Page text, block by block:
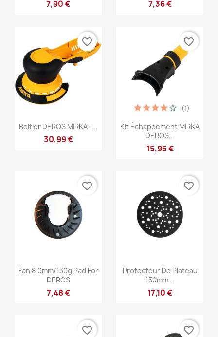
7,90 € 7,36 €
Anteprima
Boitier DEROS MIRKA -...
30,99 €
favorite_border
Anteprima
Kit Échappement MIRKA
DEROS...
15,95 €
(1)
favorite_border
Anteprima
Fan 8,0mm/130g Pad For
DEROS
7,48 €
favorite_border
Anteprima
Protecteur De Plateau
150mm...
17,10 €
favorite_border
favorite_border favorite_border